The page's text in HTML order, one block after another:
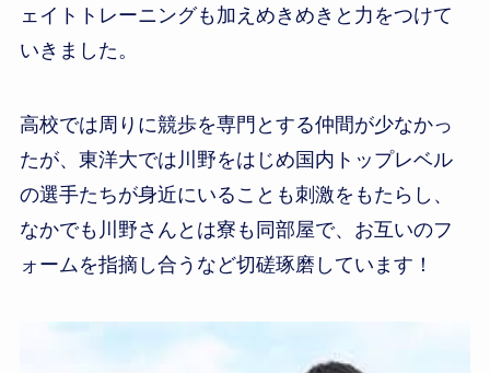
ェイトトレーニングも加えめきめきと力をつけて
いきました。
高校では周りに競歩を専門とする仲間が少なかっ
たが、東洋大では川野をはじめ国内トップレベル
の選手たちが身近にいることも刺激をもたらし、
なかでも川野さんとは寮も同部屋で、お互いのフ
ォームを指摘し合うなど切磋琢磨しています！